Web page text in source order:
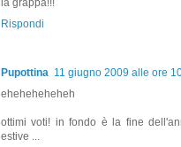
la grappa!!!
Rispondi
Pupottina 11 giugno 2009 alle ore
eheheheheheh
ottimi voti! in fondo è la fine
estive ...